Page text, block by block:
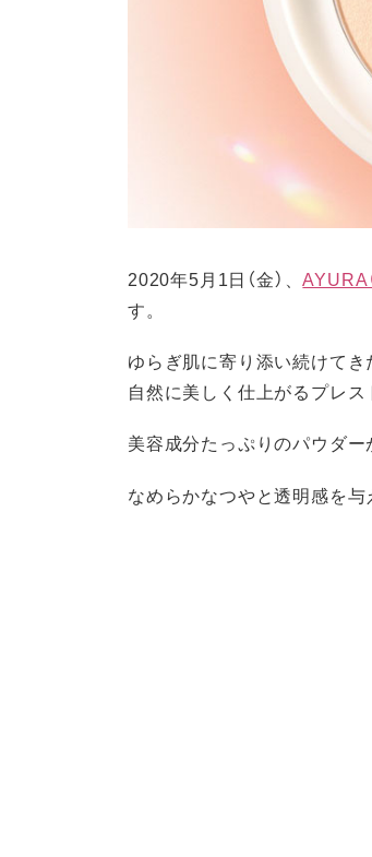
2020年5月1日（金）、AYURA
す。
ゆらぎ肌に寄り添い続けて
自然に美しく仕上がるプレス
美容成分たっぷりのパウダー
なめらかなつやと透明感を与